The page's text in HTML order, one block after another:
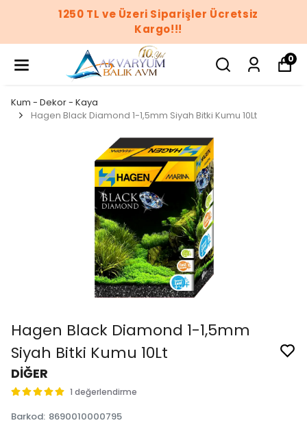
1250 TL ve Üzeri Siparişler Ücretsiz
Kargo!!!
0
Kum - Dekor - Kaya
Hagen Black Diamond 1-1,5mm Siyah Bitki Kumu 10Lt
Hagen Black Diamond 1-1,5mm
Siyah Bitki Kumu 10Lt
DİĞER
1 değerlendirme
Barkod: 8690010000795